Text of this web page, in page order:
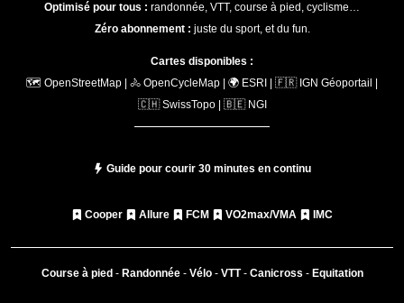
Optimisé pour tous : randonnée, VTT, course à pied, cyclisme…
Zéro abonnement : juste du sport, et du fun.
Cartes disponibles :
🗺️ OpenStreetMap | 🚴 OpenCycleMap | 🌍 ESRI | 🇫🇷 IGN Géoportail |
🇨🇭 SwissTopo | 🇧🇪 NGI
Guide pour courir 30 minutes en continu
Cooper Allure FCM VO2max/VMA IMC
Course à pied - Randonnée- Vélo- VTT- Canicross - Equitation